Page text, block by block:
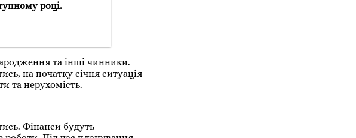
році.
та інші чинники.
на початку січня ситуація
та нерухомість.
Фінанси будуть